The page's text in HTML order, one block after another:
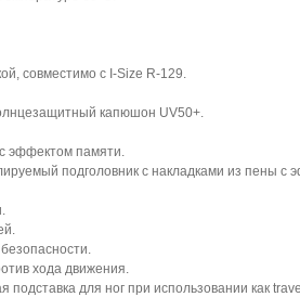
совместимо с I-Size R-129.
капюшон UV50+.
эффектом памяти.
подголовник с накладками из пены с
хода движения.
для ног при использовании как